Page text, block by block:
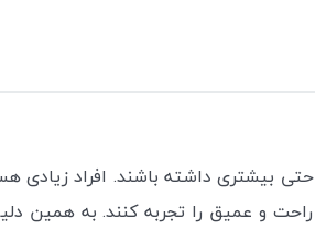
بیشتری داشته باشند. افراد زیادی
و عمیق را تجربه کنند. به همین